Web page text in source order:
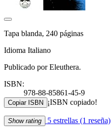
Tapa blanda, 240 páginas
Idioma Italiano
Publicado por Eleuthera.
ISBN:
978-88-85861-45-9
Copiar ISBN ¡ISBN copiado!
Show rating 5 estrellas (1 reseña)